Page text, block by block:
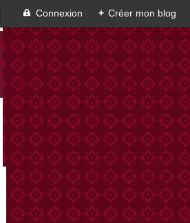
Connexion + Créer mon blog